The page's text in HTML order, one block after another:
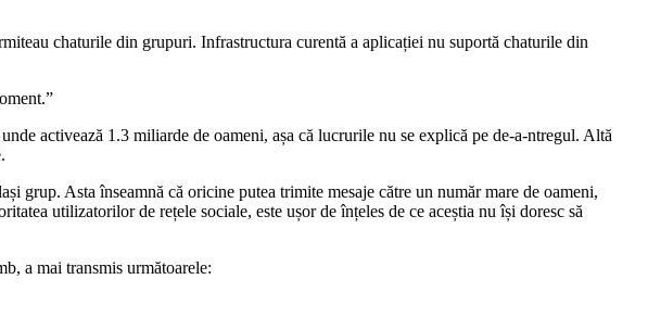
chaturile din grupuri. Infrastructura curentă a aplicației nu suportă chaturile din
activează 1.3 miliarde de oameni, așa că lucrurile nu se explică pe de-a-ntregul. Altă
grup. Asta înseamnă că oricine putea trimite mesaje către un număr mare de oameni,
utilizatorilor de rețele sociale, este ușor de înțeles de ce aceștia nu își doresc să
a mai transmis următoarele: